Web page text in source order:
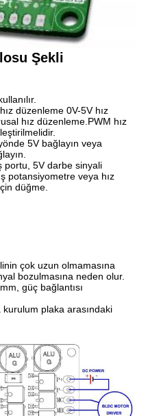
Şekli
düzenleme 0V-5V hız
hız düzenleme.PWM hız
5V bağlayın veya
portu, 5V darbe sinyali
potansiyometre veya hız
düğme.
çok uzun olmamasına
bozulmasına neden olur.
güç bağlantısı
kurulum plaka arasındaki